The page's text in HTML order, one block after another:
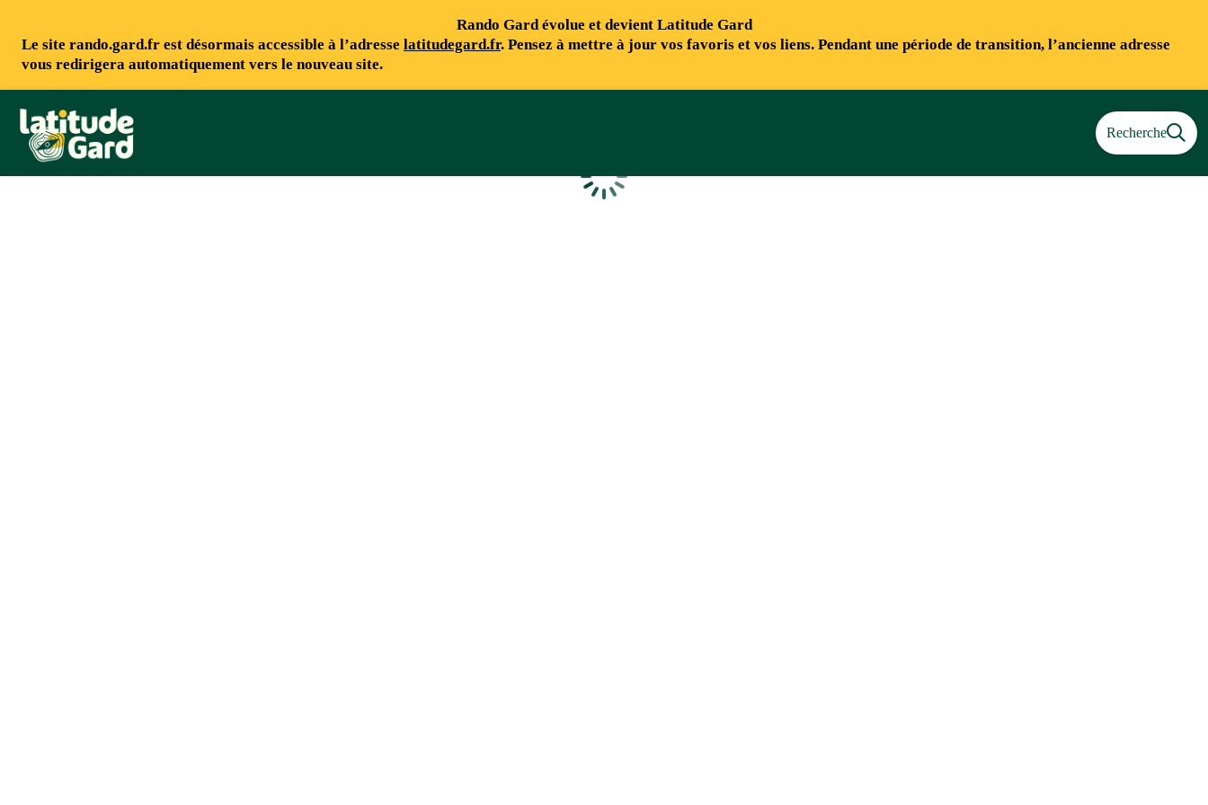
Rando Gard évolue et devient Latitude Gard
Le site rando.gard.fr est désormais accessible à l’adresse latitudegard.fr. Pensez à mettre à jour vos favoris et vos liens. Pendant une période de transition, l’ancienne adresse
vous redirigera automatiquement vers le nouveau site.
Rando Gard Recherche
Chargement